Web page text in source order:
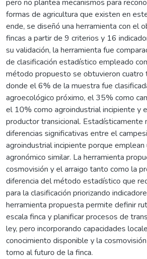
pero no plantea mecanismos para
formas de agricultura que existen en
ende, se diseñó una herramienta con el
fincas a partir de 9 criterios y 16
su validación, la herramienta fue
de clasificación estadístico empleado
método propuesto se obtuvieron cuatro
donde el 6% de la muestra fue
agroecológico próximo, el 35% como
el 10% como agroindustrial incipiente y
productor transicional. Estadísticamente
diferencias significativas entre el
agroindustrial incipiente porque emplean
agronómico similar. La herramienta
cosmovisión y el arraigo tanto como la
diferencia del método estadístico que
para la clasificación priorizando
herramienta propuesta permite definir
escala finca y planificar procesos de
ley, pero incorporando capacidades
conocimiento disponible y la
torno al futuro de la finca.